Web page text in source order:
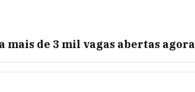
mais de 3 mil vagas abertas agora